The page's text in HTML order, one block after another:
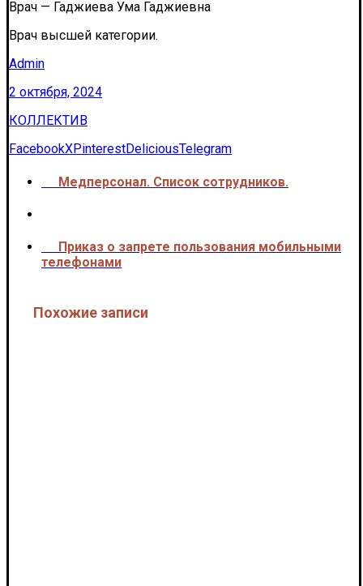
Врач — Гаджиева Ума Гаджиевна
Врач высшей категории.
Admin
2 октября, 2024
КОЛЛЕКТИВ
FacebookXPinterestDeliciousTelegram
Медперсонал. Список сотрудников.
Приказ о запрете пользования мобильными
телефонами
Похожие записи